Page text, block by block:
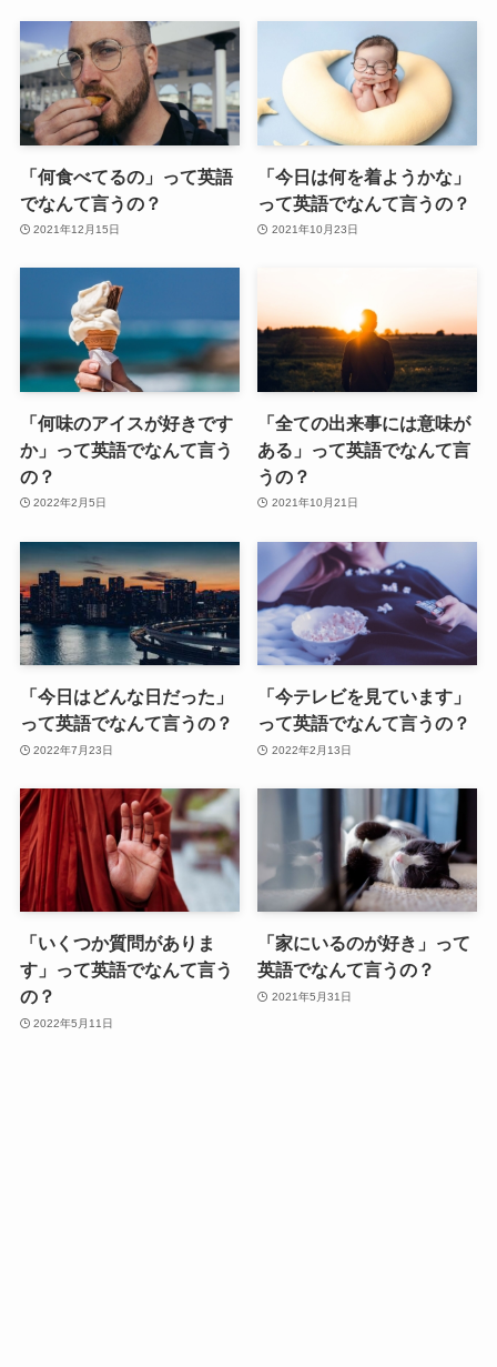
「何食べてるの」って英語
でなんて言うの？
2021年12月15日
「今日は何を着ようかな」
って英語でなんて言うの？
2021年10月23日
「何味のアイスが好きです
か」って英語でなんて言う
の？
2022年2月5日
「全ての出来事には意味が
ある」って英語でなんて言
うの？
2021年10月21日
「今日はどんな日だった」
って英語でなんて言うの？
2022年7月23日
「今テレビを見ています」
って英語でなんて言うの？
2022年2月13日
「いくつか質問がありま
す」って英語でなんて言う
の？
2022年5月11日
「家にいるのが好き」って
英語でなんて言うの？
2021年5月31日